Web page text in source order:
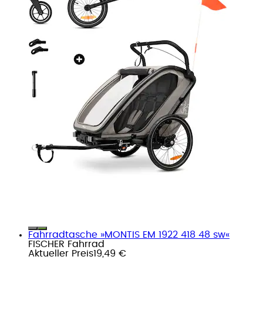
Fahrradtasche »MONTIS EM 1922 418 48 sw«
FISCHER Fahrrad
Aktueller Preis19,49 €